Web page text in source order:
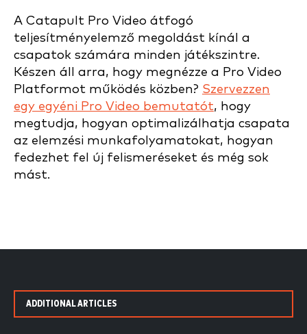
A Catapult Pro Video átfogó
teljesítményelemző megoldást kínál a
csapatok számára minden játékszintre.
Készen áll arra, hogy megnézze a Pro Video
Platformot működés közben? Szervezzen
egy egyéni Pro Video bemutatót, hogy
megtudja, hogyan optimalizálhatja csapata
az elemzési munkafolyamatokat, hogyan
fedezhet fel új felismeréseket és még sok
mást.
ADDITIONAL ARTICLES